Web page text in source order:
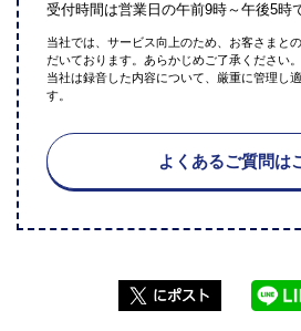
受付時間は営業日の午前9時～午後5時
当社では、サービス向上のため、お客さまと
だいております。あらかじめご了承ください。
当社は録音した内容について、厳重に管理し
す。
よくあるご質問は